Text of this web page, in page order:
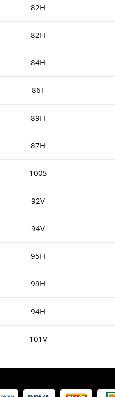
82H
82H
84H
86T
89H
87H
100S
92V
94V
95H
99H
94H
101V